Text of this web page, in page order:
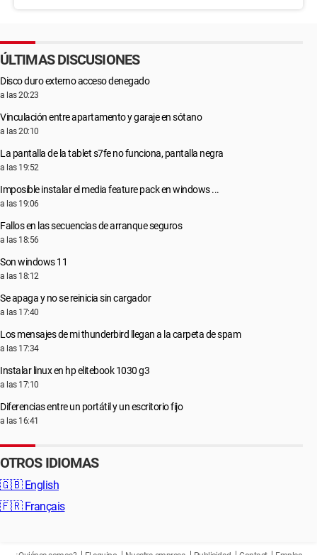
ÚLTIMAS DISCUSIONES
Disco duro externo acceso denegado
a las 20:23
Vinculación entre apartamento y garaje en sótano
a las 20:10
La pantalla de la tablet s7fe no funciona, pantalla negra
a las 19:52
Imposible instalar el media feature pack en windows ...
a las 19:06
Fallos en las secuencias de arranque seguros
a las 18:56
Son windows 11
a las 18:12
Se apaga y no se reinicia sin cargador
a las 17:40
Los mensajes de mi thunderbird llegan a la carpeta de spam
a las 17:34
Instalar linux en hp elitebook 1030 g3
a las 17:10
Diferencias entre un portátil y un escritorio fijo
a las 16:41
OTROS IDIOMAS
🇬🇧 English
🇫🇷 Français